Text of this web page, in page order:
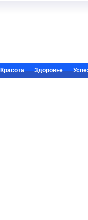
Красота Здоровье